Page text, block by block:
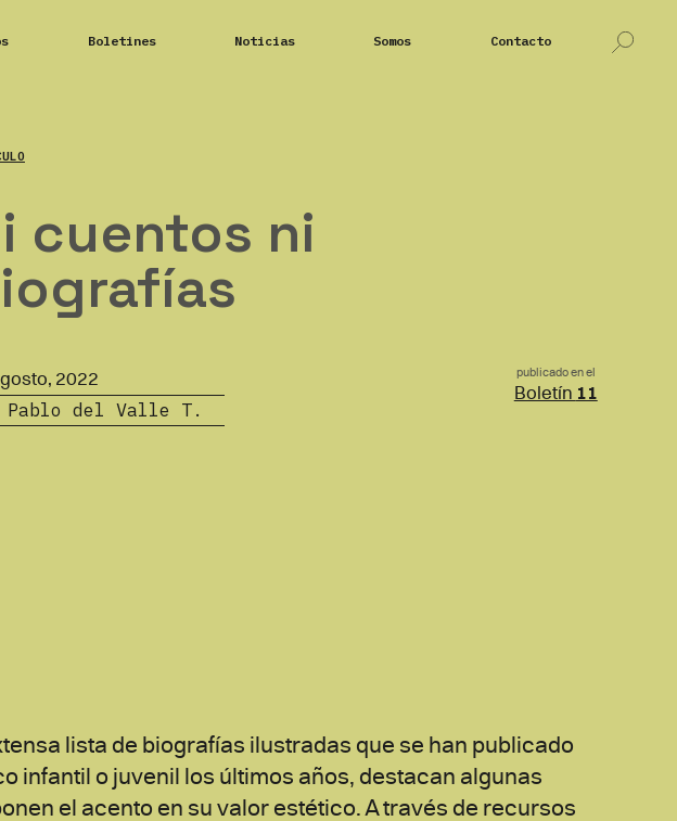
Boletines Noticias Somos Contacto
cuentos ni
2022
Pablo del Valle T.
publicado en el
Boletín 11
lista de biografías ilustradas que se han publicado
infantil o juvenil los últimos años, destacan algunas
el acento en su valor estético. A través de recursos